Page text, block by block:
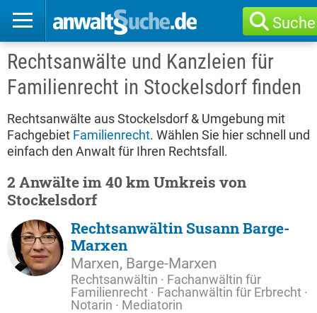
Suche
Rechtsanwälte und Kanzleien für
Familienrecht in Stockelsdorf finden
Rechtsanwälte aus Stockelsdorf & Umgebung mit
Fachgebiet Familienrecht. Wählen Sie hier schnell und
einfach den Anwalt für Ihren Rechtsfall.
2 Anwälte im 40 km Umkreis von
Stockelsdorf
Rechtsanwältin Susann Barge-
Marxen
Marxen, Barge-Marxen
Rechtsanwältin · Fachanwältin für
Familienrecht · Fachanwältin für Erbrecht ·
Notarin · Mediatorin